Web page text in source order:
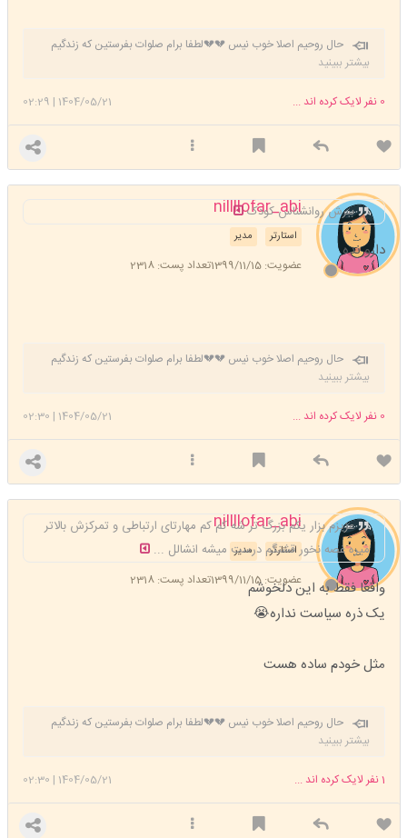
حال روحیم اصلا خوب نیس 💔💔لطفا برام صلوات بفرستین که زندگیم
خوب بشه خسته شدم دیگه 😔بیشتر ببینید
1404/05/21
|
02:29 0 نفر لایک کرده اند ...
nillllofar_abi
مدیر استارتر
عضویت: 1399/11/15 تعداد پست: 2318
ببرش روانشناس کودک
دارو نده
حال روحیم اصلا خوب نیس 💔💔لطفا برام صلوات بفرستین که زندگیم
خوب بشه خسته شدم دیگه 😔بیشتر ببینید
1404/05/21
|
02:30 0 نفر لایک کرده اند ...
nillllofar_abi
مدیر استارتر
عضویت: 1399/11/15 تعداد پست: 2318
عزیزم بزار یکم بزرگ تر شه کم کم مهارتای ارتباطی و تمرکزش بالاتر
میره غصه نخور قشنگم درست میشه انشالل ...
واقعا فقط به این دلخوشم
یک ذره سیاست نداره😭
مثل خودم ساده هست
حال روحیم اصلا خوب نیس 💔💔لطفا برام صلوات بفرستین که زندگیم
خوب بشه خسته شدم دیگه 😔بیشتر ببینید
1404/05/21
|
02:30 1نفر لایک کرده اند ...